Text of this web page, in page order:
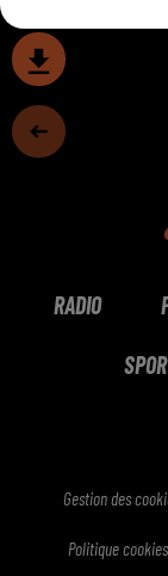
RADIO
Gestion des
Politique cookies